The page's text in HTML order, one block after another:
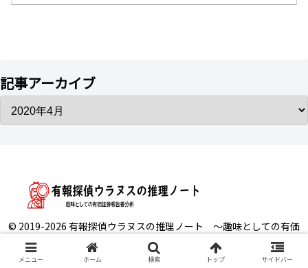
記事アーカイブ
© 2019-2026 有報探偵ウラヌスの推理ノート ～趣味としての有価
証券報告書分析.
メニュー ホーム 検索 トップ サイドバー